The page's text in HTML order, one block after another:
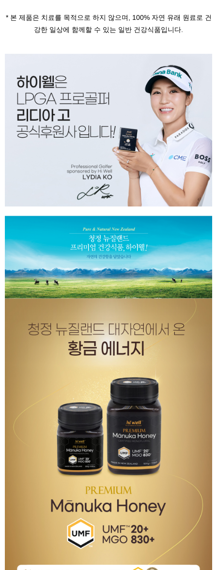
* 본 제품은 치료를 목적으로 하지 않으며, 100% 자연 유래 원료로 건
강한 일상에 함께할 수 있는 일반 건강식품입니다.